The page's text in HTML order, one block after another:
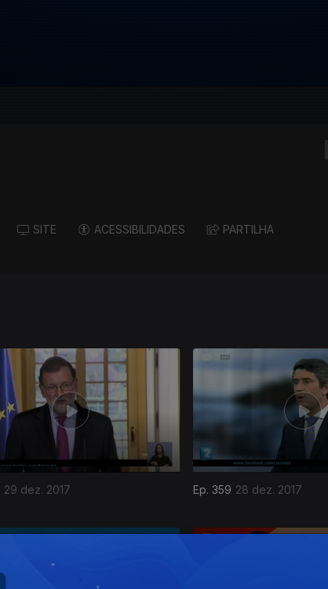
SITE ACESSIBILIDADES PARTILHA
29 dez. 2017 Ep. 359 28 dez. 2017